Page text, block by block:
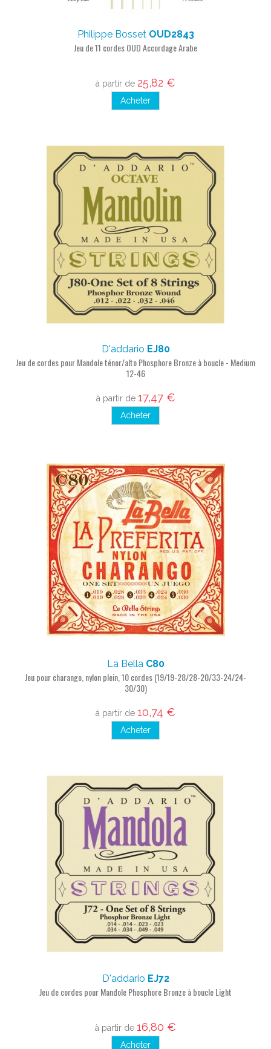
Philippe Bosset OUD2843
Jeu de 11 cordes OUD Accordage Arabe
à partir de 25,82 €
Acheter
D'addario EJ80
Jeu de cordes pour Mandole ténor/alto Phosphore Bronze à boucle - Medium
12-46
à partir de 17,47 €
Acheter
La Bella C80
Jeu pour charango, nylon plein, 10 cordes (19/19-28/28-20/33-24/24-
30/30)
à partir de 10,74 €
Acheter
D'addario EJ72
Jeu de cordes pour Mandole Phosphore Bronze à boucle Light
à partir de 16,80 €
Acheter